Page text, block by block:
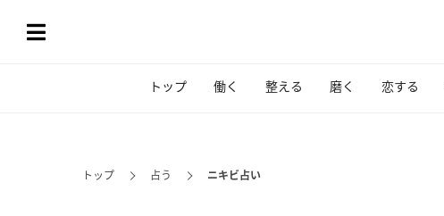
トップ 働く 整える 磨く 恋する
トップ 占う ニキビ占い